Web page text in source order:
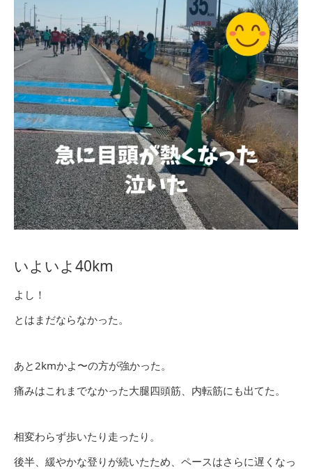
いよいよ40km
よし！
とはまだならなかった。
あと2kmかよ〜の方が強かった。
痛みはこれまでなかった大腿四頭筋、内転筋にも出てた。
相変わらず歩いたり走ったり。
後半、緩やかな登りが続いたため、ペースはさらに遅くなっ